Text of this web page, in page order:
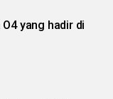
yang hadir di